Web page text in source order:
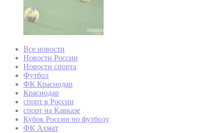
Все новости
Новости России
Новости спорта
Футбол
ФК Краснодар
Краснодар
спорт в России
спорт на Кавказе
Кубок России по футболу
ФК Ахмат